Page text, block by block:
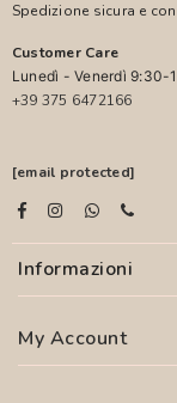
Spedizione sicura e
Customer Care
Lunedì - Venerdì
+39 375 6472166
[email protected]
Informazioni
My Account